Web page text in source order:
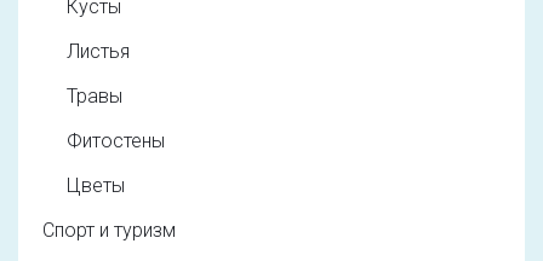
Кусты
Листья
Травы
Фитостены
Цветы
Спорт и туризм